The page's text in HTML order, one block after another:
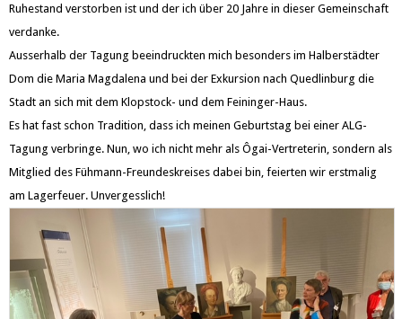
Ruhestand verstorben ist und der ich über 20 Jahre in dieser Gemeinschaft
verdanke.
Ausserhalb der Tagung beeindruckten mich besonders im Halberstädter
Dom die Maria Magdalena und bei der Exkursion nach Quedlinburg die
Stadt an sich mit dem Klopstock- und dem Feininger-Haus.
Es hat fast schon Tradition, dass ich meinen Geburtstag bei einer ALG-
Tagung verbringe. Nun, wo ich nicht mehr als Ôgai-Vertreterin, sondern als
Mitglied des Fühmann-Freundeskreises dabei bin, feierten wir erstmalig
am Lagerfeuer. Unvergesslich!